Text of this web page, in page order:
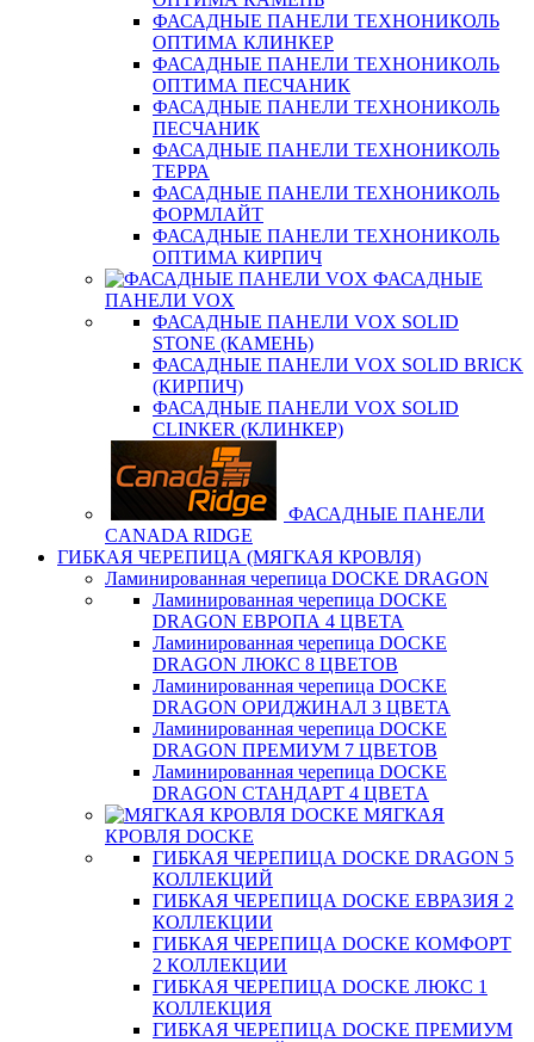
ФАСАДНЫЕ ПАНЕЛИ ТЕХНОНИКОЛЬ
ОПТИМА КЛИНКЕР
ФАСАДНЫЕ ПАНЕЛИ ТЕХНОНИКОЛЬ
ОПТИМА ПЕСЧАНИК
ФАСАДНЫЕ ПАНЕЛИ ТЕХНОНИКОЛЬ
ПЕСЧАНИК
ФАСАДНЫЕ ПАНЕЛИ ТЕХНОНИКОЛЬ
ТЕРРА
ФАСАДНЫЕ ПАНЕЛИ ТЕХНОНИКОЛЬ
ФОРМЛАЙТ
ФАСАДНЫЕ ПАНЕЛИ ТЕХНОНИКОЛЬ
ОПТИМА КИРПИЧ
ФАСАДНЫЕ
ПАНЕЛИ VOX
ФАСАДНЫЕ ПАНЕЛИ VOX SOLID
STONE (КАМЕНЬ)
ФАСАДНЫЕ ПАНЕЛИ VOX SOLID BRICK
(КИРПИЧ)
ФАСАДНЫЕ ПАНЕЛИ VOX SOLID
CLINКER (КЛИНКЕР)
ФАСАДНЫЕ ПАНЕЛИ
CANADA RIDGE
ГИБКАЯ ЧЕРЕПИЦА (МЯГКАЯ КРОВЛЯ)
Ламинированная черепица DOCKE DRAGON
Ламинированная черепица DOCKE
DRAGON ЕВРОПА 4 ЦВЕТА
Ламинированная черепица DOCKE
DRAGON ЛЮКС 8 ЦВЕТОВ
Ламинированная черепица DOCKE
DRAGON ОРИДЖИНАЛ 3 ЦВЕТА
Ламинированная черепица DOCKE
DRAGON ПРЕМИУМ 7 ЦВЕТОВ
Ламинированная черепица DOCKE
DRAGON СТАНДАРТ 4 ЦВЕТA
МЯГКАЯ
КРОВЛЯ DOCKE
ГИБКАЯ ЧЕРЕПИЦА DOCKE DRAGON 5
КОЛЛЕКЦИЙ
ГИБКАЯ ЧЕРЕПИЦА DOCKE ЕВРАЗИЯ 2
КОЛЛЕКЦИИ
ГИБКАЯ ЧЕРЕПИЦА DOCKE КОМФОРТ
2 КОЛЛЕКЦИИ
ГИБКАЯ ЧЕРЕПИЦА DOCKE ЛЮКС 1
КОЛЛЕКЦИЯ
ГИБКАЯ ЧЕРЕПИЦА DOCKE ПРЕМИУМ